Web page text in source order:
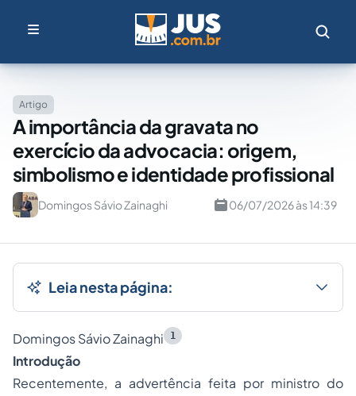
Artigo
A importância da gravata no
exercício da advocacia: origem,
simbolismo e identidade profissional
Domingos Sávio Zainaghi 06/07/2026 às 14:39
Leia nesta página:
Domingos Sávio Zainaghi 1
Introdução
Recentemente, a advertência feita por ministro do